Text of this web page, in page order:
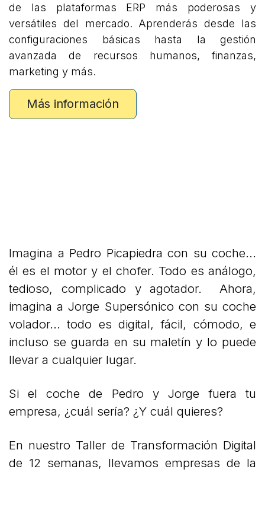
de las plataformas ERP más poderosas y
versátiles del mercado. Aprenderás desde las
configuraciones básicas hasta la gestión
avanzada de recursos humanos, finanzas,
marketing y más.
Más información
Imagina a Pedro Picapiedra con su coche...
él es el motor y el chofer. Todo es análogo,
tedioso, complicado y agotador. Ahora,
imagina a Jorge Supersónico con su coche
volador... todo es digital, fácil, cómodo, e
incluso se guarda en su maletín y lo puede
llevar a cualquier lugar.
Si el coche de Pedro y Jorge fuera tu
empresa, ¿cuál sería? ¿Y cuál quieres?
En nuestro Taller de Transformación Digital
de 12 semanas, llevamos empresas de la